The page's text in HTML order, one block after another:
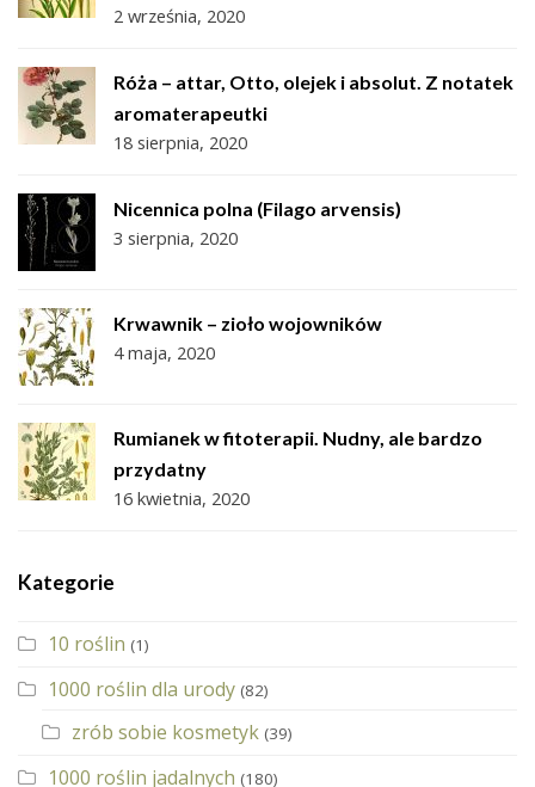
2 września, 2020
Róża – attar, Otto, olejek i absolut. Z notatek
aromaterapeutki
18 sierpnia, 2020
Nicennica polna (Filago arvensis)
3 sierpnia, 2020
Krwawnik – zioło wojowników
4 maja, 2020
Rumianek w fitoterapii. Nudny, ale bardzo
przydatny
16 kwietnia, 2020
Kategorie
10 roślin (1)
1000 roślin dla urody (82)
zrób sobie kosmetyk (39)
1000 roślin jadalnych (180)